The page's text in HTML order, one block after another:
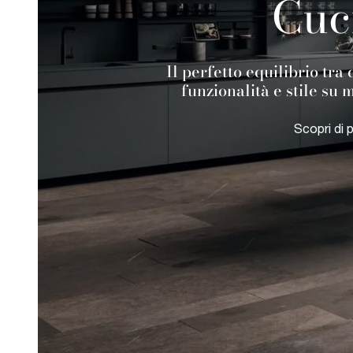
Il perfetto equilibrio tra
funzionalità e stile su
Scopri di